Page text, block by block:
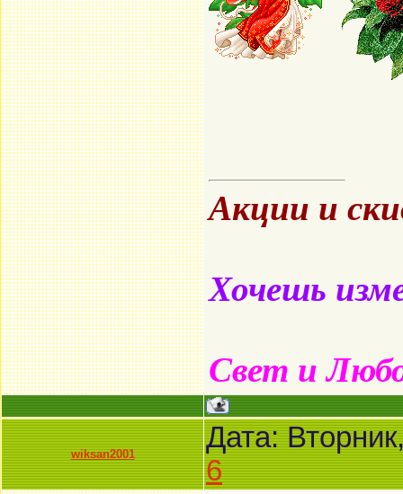
Акции и
Хочешь
Свет и
wiksan2001
Дата:
6